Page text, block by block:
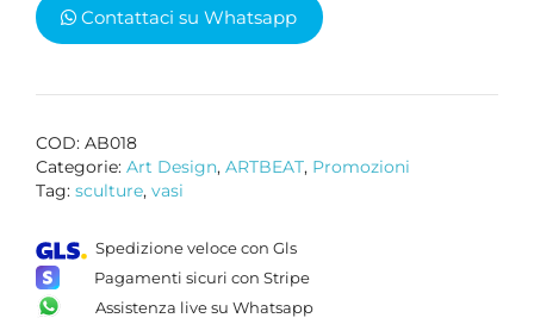
quantitàContattaci su Whatsapp
COD: AB018
Categorie: Art Design, ARTBEAT, Promozioni
Tag: sculture, vasi
Spedizione veloce con Gls
Pagamenti sicuri con Stripe
Assistenza live su Whatsapp